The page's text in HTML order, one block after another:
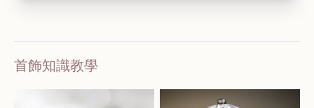
首飾知識教學